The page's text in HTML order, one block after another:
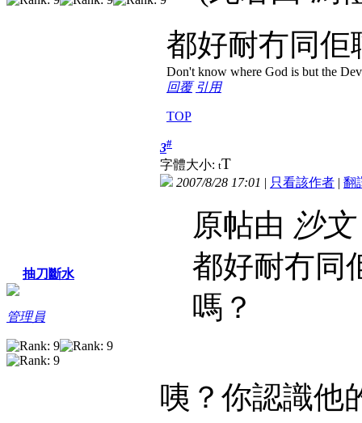
都好耐冇同佢
Don't know where God is but the
回覆 引用
TOP
抽刀斷水
管理員
3#
字體大小: tT
2007/8/28 17:01 | 只看該作者 | 翻
原帖由 沙文
都好耐冇同
嗎？
咦？你認識他